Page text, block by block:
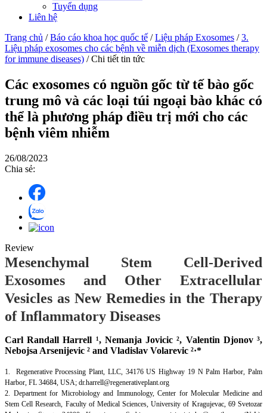
Tuyển dụng
Liên hệ
Trang chủ /Báo cáo khoa học quốc tế /Liệu pháp Exosomes /3.
Liệu pháp exosomes cho các bệnh về miễn dịch (Exosomes therapy
for immune diseases) /Chi tiết tin tức
Các exosomes có nguồn gốc từ tế bào gốc
trung mô và các loại túi ngoại bào khác có
thể là phương pháp điều trị mới cho các
bệnh viêm nhiễm
26/08/2023
Chia sẻ:
Review
Mesenchymal Stem Cell-Derived
Exosomes and Other Extracellular
Vesicles as New Remedies in the Therapy
of Inflammatory Diseases
Carl Randall Harrell ¹, Nemanja Jovicic ², Valentin Djonov ³,
Nebojsa Arsenijevic ² and Vladislav Volarevic ²·*
1. Regenerative Processing Plant, LLC, 34176 US Highway 19 N Palm Harbor, Palm
Harbor, FL 34684, USA; dr.harrell@regenerativeplant.org
2. Department for Microbiology and Immunology, Center for Molecular Medicine and
Stem Cell Research, Faculty of Medical Sciences, University of Kragujevac, 69 Svetozar